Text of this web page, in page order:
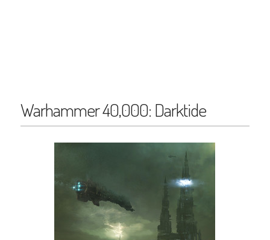
Warhammer 40,000: Darktide